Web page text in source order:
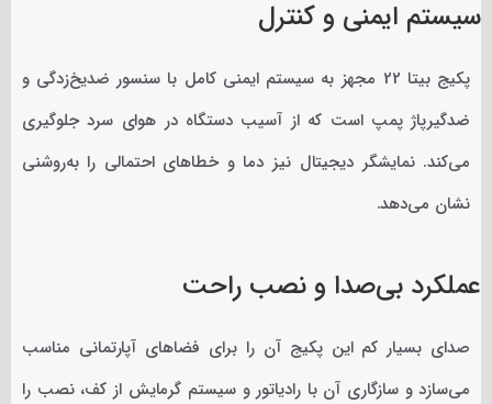
سیستم ایمنی و کنترل
پکیج بیتا 22 مجهز به سیستم ایمنی کامل با سنسور ضدیخ‌زدگی و
ضدگیرپاژ پمپ است که از آسیب دستگاه در هوای سرد جلوگیری
می‌کند. نمایشگر دیجیتال نیز دما و خطاهای احتمالی را به‌روشنی
نشان می‌دهد.
عملکرد بی‌صدا و نصب راحت
صدای بسیار کم این پکیج آن را برای فضاهای آپارتمانی مناسب
می‌سازد و سازگاری آن با رادیاتور و سیستم گرمایش از کف، نصب را